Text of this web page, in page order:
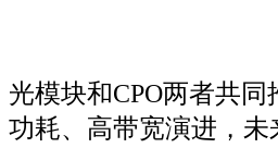
光模块和CPO两者共
功耗、高带宽演进，